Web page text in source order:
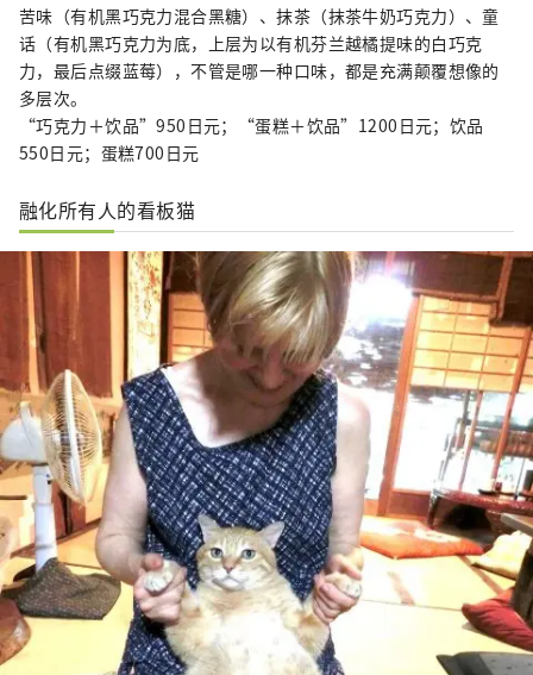
苦味（有机黑巧克力混合黑糖）、抹茶（抹茶牛奶巧克力）、童
话（有机黑巧克力为底，上层为以有机芬兰越橘提味的白巧克
力，最后点缀蓝莓），不管是哪一种口味，都是充满颠覆想像的
多层次。
“巧克力＋饮品”950日元；“蛋糕＋饮品”1200日元；饮品
550日元；蛋糕700日元
融化所有人的看板猫